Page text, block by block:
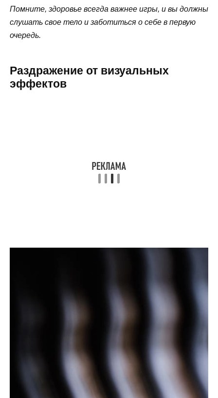
Помните, здоровье всегда важнее игры, и вы должны
слушать свое тело и заботиться о себе в первую
очередь.
Раздражение от визуальных
эффектов